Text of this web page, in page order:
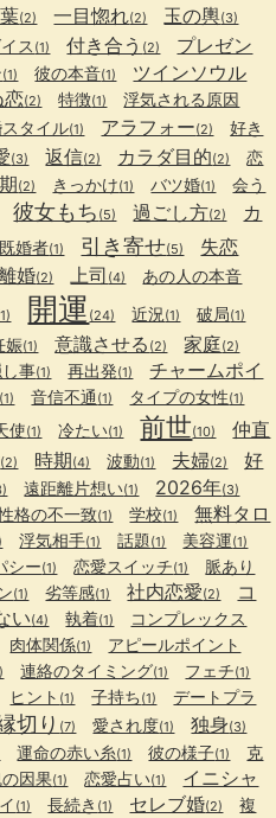
(2) 一目惚れ(2) 玉の輿(3)
ス (1) 付き合う (2)
プレゼン
(1) 彼の本音(1) ツインソウル
恋(2) 特徴(1) 浮気される原因
タイル(1) アラフォー(2)
好き
(3) 返信(2) カラダ目的(2)
恋
(2) きっかけ(1) バツ婚(1) 会う
彼女もち (5) 過ごし方(2)
カ
既婚者(1) 引き寄せ(5) 失恋
婚(2) 上司 (4) あの人の本音
開運 (24) 近況(1) 破局(1)
娠(1) 意識させる (2) 家庭(2)
事(1) 再出発(1)
チャームポイ
(1) 音信不通 (1) タイプの女性(1)
使(1) 冷たい(1) 前世(10)
仲直
(2) 時期(4) 波動(1) 夫婦(2)
好
遠距離片想い(1) 2026年(3)
格の不一致(1) 学校(1)
無料タロ
浮気相手(1) 話題(1) 美容運(1)
シー(1) 恋愛スイッチ(1) 脈あり
(1) 劣等感(1) 社内恋愛(2)
コ
い(4) 執着(1) コンプレックス
肉体関係(1) アピールポイント
連絡のタイミング(1) フェチ(1)
ヒント (1) 子持ち(1)
デートプラ
切り (7) 愛され度(1) 独身(3)
運命の赤い糸(1) 彼の様子(1)
克
因果(1) 恋愛占い(1)
イニシャ
(1) 長続き (1) セレブ婚(2)
複